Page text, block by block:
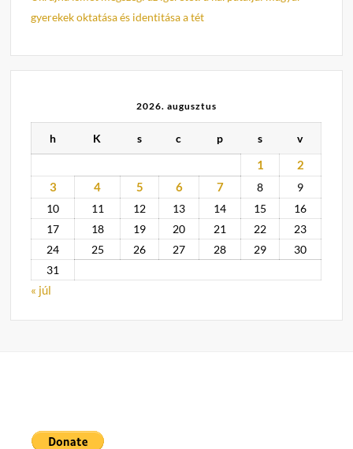
gyerekek oktatása és identitása a tét
2026. augusztus
h K s c p s v
1
2
3
4 5 6 7 8
9
10
11 12 13 14 15
16
17
18 19 20 21 22
23
24
25 26 27 28 29
30
31
« júl